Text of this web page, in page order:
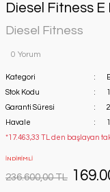
Diesel Fitness
Diesel Fitness
0 Yorum
Kategori
Stok Kodu
Garanti Süresi
Havale
*17.463,33 TL den başlayan
İNDİRİMLİ
236.600,00 TL